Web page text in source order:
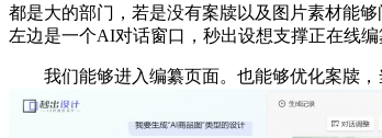
都是大的部门，若是没有案牍以及图片素材能
左边是一个AI对话窗口，秒出设想支撑正在线编
我们能够进入编纂页面。也能够优化案牍，